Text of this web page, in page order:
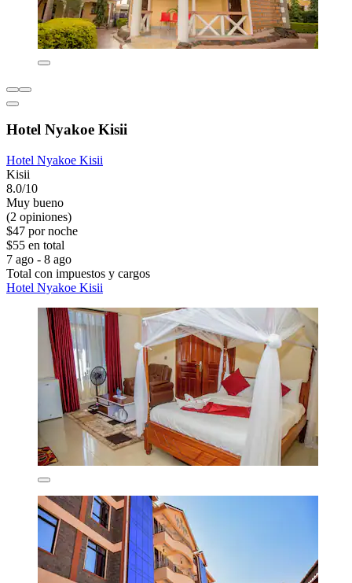
Hotel Nyakoe Kisii
Hotel Nyakoe Kisii
Kisii
8.0/10
Muy bueno
(2 opiniones)
$47 por noche
$55 en total
7 ago - 8 ago
Total con impuestos y cargos
Hotel Nyakoe Kisii